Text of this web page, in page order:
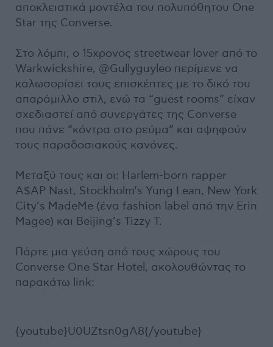
αποκλειστικά μοντέλα του πολυπόθητου One
Star της Converse.
Στο λόμπι, ο 15χρονος streetwear lover από το
Warkwickshire, @Gullyguyleo περίμενε να
καλωσορίσει τους επισκέπτες με το δικό του
απαράμιλλο στιλ, ενώ τα “guest rooms” είχαν
σχεδιαστεί από συνεργάτες της Converse
που πάνε “κόντρα στο ρεύμα” και αψηφούν
τους παραδοσιακούς κανόνες.
Μεταξύ τους και οι: Harlem-born rapper
A$AP Nast, Stockholm’s Yung Lean, New York
City’s MadeMe (ένα fashion label από την Erin
Magee) και Beijing’s Tizzy T.
Πάρτε μια γεύση από τους χώρους του
Converse One Star Hotel, ακολουθώντας το
παρακάτω link:
{youtube}U0UZtsn0gA8{/youtube}